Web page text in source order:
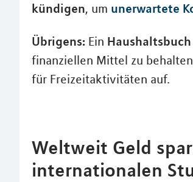
kündigen, um unerwartete
Übrigens: Ein Haushaltsbuch
finanziellen Mittel zu
für Freizeitaktivitäten auf.
Weltweit Geld
internationalen